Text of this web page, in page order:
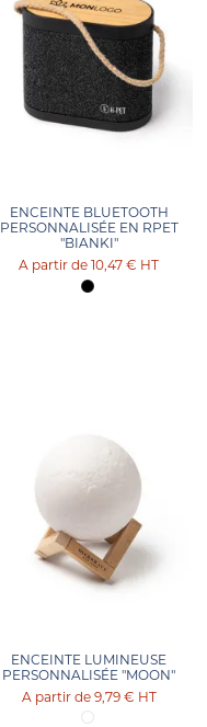
ENCEINTE BLUETOOTH
PERSONNALISÉE EN RPET
"BIANKI"
10,47 € HT
ENCEINTE LUMINEUSE
PERSONNALISÉE "MOON"
9,79 € HT